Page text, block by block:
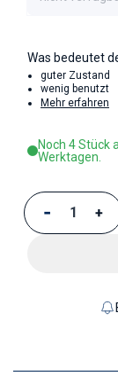
Was bedeutet
guter Zustand
wenig benutzt
Mehr erfahren
Noch 4 Stück
Werktagen.